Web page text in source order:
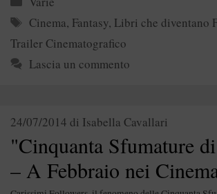
Tag
Cinema, Fantasy, Libri che diventano
Trailer Cinematografico
Lascia un commento
"Cinquanta Sfumature
– A Febbraio nei
24/07/2014 di Isabella Cavallari